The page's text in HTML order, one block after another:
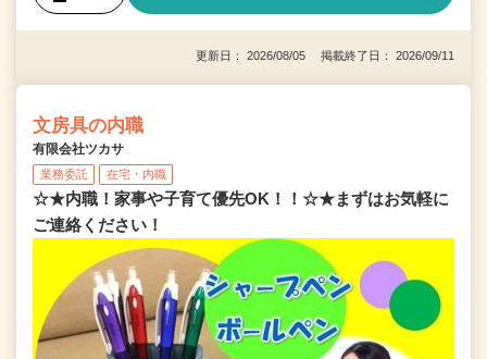
更新日： 2026/08/05 掲載終了日： 2026/09/11
文房具の内職
有限会社ツカサ
業務委託 在宅・内職
☆★内職！家事や子育て優先OK！！☆★まずはお気軽に
ご連絡ください！